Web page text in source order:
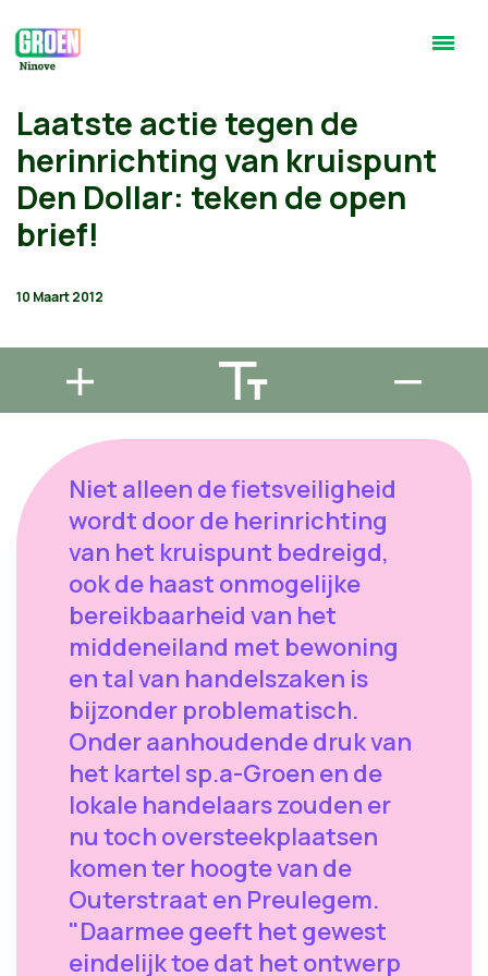
Laatste actie tegen de
herinrichting van kruispunt
Den Dollar: teken de open
brief!
10 Maart 2012
Niet alleen de fietsveiligheid
wordt door de herinrichting
van het kruispunt bedreigd,
ook de haast onmogelijke
bereikbaarheid van het
middeneiland met bewoning
en tal van handelszaken is
bijzonder problematisch.
Onder aanhoudende druk van
het kartel sp.a-Groen en de
lokale handelaars zouden er
nu toch oversteekplaatsen
komen ter hoogte van de
Outerstraat en Preulegem.
"Daarmee geeft het gewest
eindelijk toe dat het ontwerp